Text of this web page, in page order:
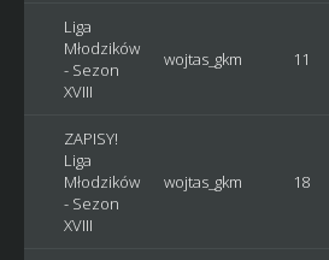
Liga
Młodzików
- Sezon
XVIII
wojtas_gkm 11
ZAPISY!
Liga
Młodzików
- Sezon
XVIII
wojtas_gkm 18